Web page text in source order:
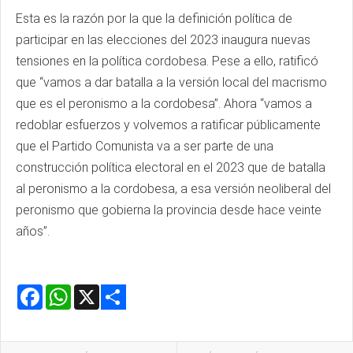
Esta es la razón por la que la definición política de
participar en las elecciones del 2023 inaugura nuevas
tensiones en la política cordobesa. Pese a ello, ratificó
que “vamos a dar batalla a la versión local del macrismo
que es el peronismo a la cordobesa”. Ahora “vamos a
redoblar esfuerzos y volvemos a ratificar públicamente
que el Partido Comunista va a ser parte de una
construcción política electoral en el 2023 que de batalla
al peronismo a la cordobesa, a esa versión neoliberal del
peronismo que gobierna la provincia desde hace veinte
años”.
Facebook
WhatsApp